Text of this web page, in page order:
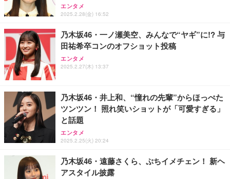
エンタメ
2025.2.28(金) 16:52
乃木坂46・一ノ瀬美空、みんなで“ヤギ”に!? 与
田祐希卒コンのオフショット投稿
エンタメ
2025.2.27(木) 13:37
乃木坂46・井上和、“憧れの先輩”からほっぺた
ツンツン！ 照れ笑いショットが「可愛すぎる」
と話題
エンタメ
2025.2.25(火) 20:24
乃木坂46・遠藤さくら、ぷちイメチェン！ 新ヘ
アスタイル披露